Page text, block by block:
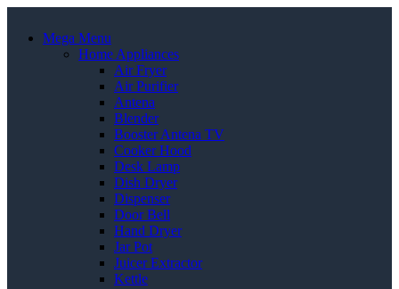
Mega Menu
Home Appliances
Air Fryer
Air Purifier
Antena
Blender
Booster Antena TV
Cooker Hood
Desk Lamp
Dish Dryer
Dispenser
Door Bell
Hand Dryer
Jar Pot
Juicer Extractor
Kettle